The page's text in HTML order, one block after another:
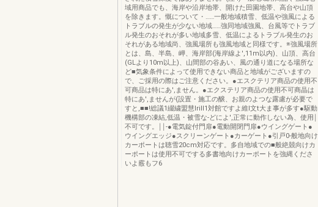
域用商品でも、海岸や沿岸地帯、開けた田園地帯、高台や山頂
を除きます。慨について・……一般地域積雪、低温や強風による
トラブルの発生が少ない地域……強同地域強風、台風等でトラブ
ル発生のおそれが多い地域多雪、低温によるトラブル発生のお
それがある地域尚、強風場所も強風地域と同様です。※強風場所
とは、島、半島、岬、海岸部(海岸線よ',11m以内)、山頂、高台
(GLより10m以上)、山間部の谷あい、風の通り道になる場所な
ど■気象条件によって使用できない商品と地域がございますの
で、ご採用の際はご注意ください。●エスクテリア商品の使用不
可商品は特にあ',ません。●エクステリア商品の使用不可商晶は
特にあ',ませんが(設置・施工の醸、お親のよつな露慮が必要で
すと,■■!総議1綴繍盟慧lrill1対館ですよ維I文t大ま事が多す●駆動
機構部の凍結,低温・被雪な‐どによ',正常に動作しない為、使用￨
不可です。￨￨‐●電気錠付門扉●電動開閉門扉●ウイングゲート●
ウイングエッジ●スクリーンゲート●カーゲート●引戸0-般地向け
カーポートは聴雪20cm対応です。多自地域での■般絶競向けカ
ーポートは使用不可でする多書地向けカーポートを強縄くださ
いよ霰もフ6